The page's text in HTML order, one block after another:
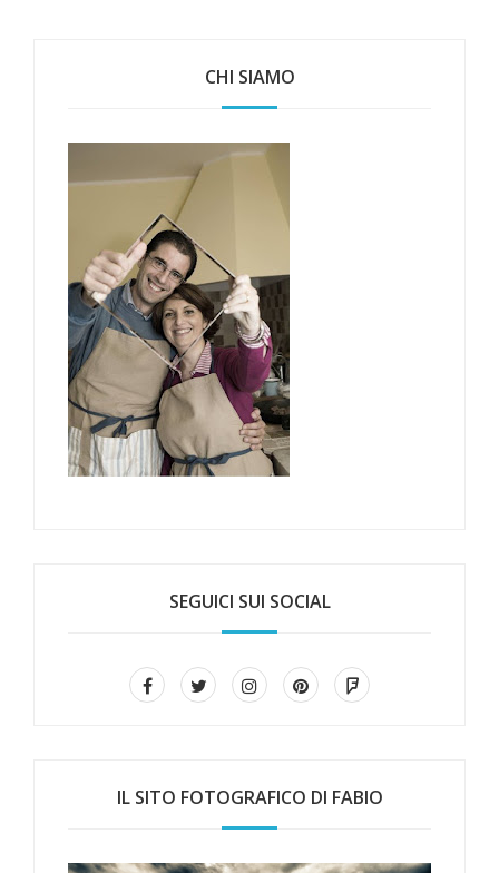
CHI SIAMO
SEGUICI SUI SOCIAL
IL SITO FOTOGRAFICO DI FABIO